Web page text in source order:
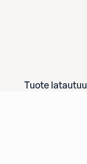
Tuote latautuu